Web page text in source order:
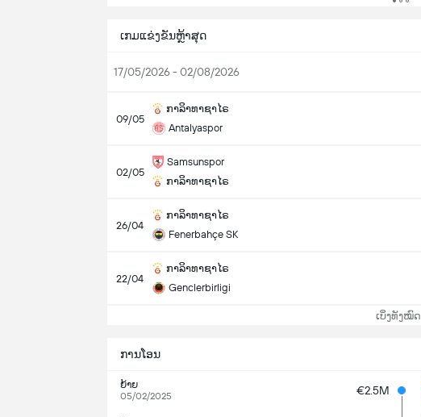
ເກມແຂ່ງຂັນຫຼ້າສຸດ
17/05/2026 - 02/08/2026
09/05
ກາລິາທາຊາໄຣ
Antalyaspor
02/05
Samsunspor
ກາລິາທາຊາໄຣ
26/04
ກາລິາທາຊາໄຣ
Fenerbahçe SK
22/04
ກາລິາທາຊາໄຣ
Genclerbirligi
ເບິ່ງທັງໝົດ
ການໂອນ
ຍ້າຍ
05/02/2025
€2.5M